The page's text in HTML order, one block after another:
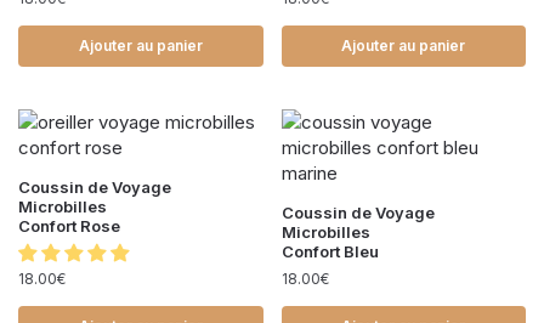
Ajouter au panier Ajouter au panier
Coussin de Voyage
Microbilles
Confort Rose
18.00€
Coussin de Voyage
Microbilles
Confort Bleu
18.00€